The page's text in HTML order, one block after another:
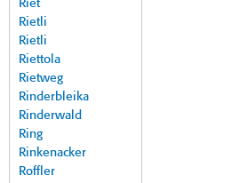
Riet
Rietli
Rietli
Riettola
Rietweg
Rinderbleika
Rinderwald
Ring
Rinkenacker
Roffler